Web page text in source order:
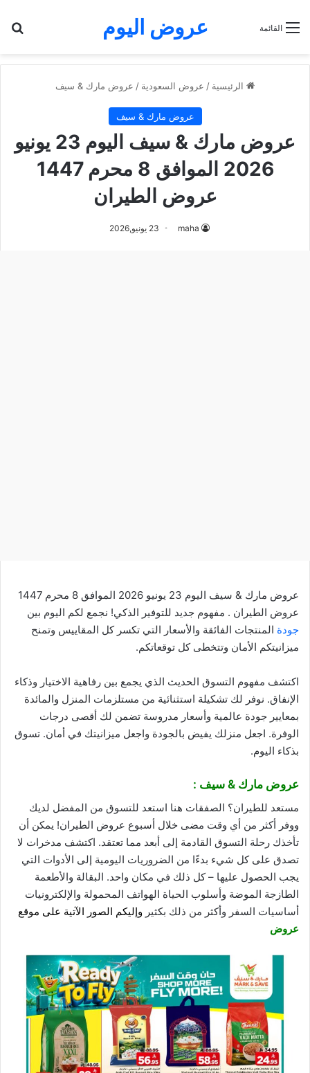
عروض اليوم القائمة
الرئيسية / عروض السعودية / عروض مارك & سيف
عروض مارك & سيف
عروض مارك & سيف اليوم 23 يونيو
2026 الموافق 8 محرم 1447
عروض الطيران
maha 23 يونيو,2026
عروض مارك & سيف اليوم 23 يونيو 2026 الموافق 8 محرم 1447
عروض الطيران . مفهوم جديد للتوفير الذكي! نجمع لكم اليوم بين
جودة المنتجات الفائقة والأسعار التي تكسر كل المقاييس وتمنح
ميزانيتكم الأمان وتتخطى كل توقعاتكم.
اكتشف مفهوم التسوق الحديث الذي يجمع بين رفاهية الاختيار وذكاء
الإنفاق. نوفر لك تشكيلة استثنائية من مستلزمات المنزل والمائدة
بمعايير جودة عالمية وأسعار مدروسة تضمن لك أقصى درجات
الوفرة. اجعل منزلك يفيض بالجودة واجعل ميزانيتك في أمان. تسوق
بذكاء اليوم.
عروض مارك & سيف :
مستعد للطيران؟ الصفقات هنا استعد للتسوق من المفضل لديك
ووفر أكثر من أي وقت مضى خلال أسبوع عروض الطيران! يمكن أن
تأخذك رحلة التسوق القادمة إلى أبعد مما تعتقد. اكتشف مدخرات لا
تصدق على كل شيء بدءًا من الضروريات اليومية إلى الأدوات التي
يجب الحصول عليها – كل ذلك في مكان واحد. البقالة والأطعمة
الطازجة الموضة وأسلوب الحياة الهواتف المحمولة والإلكترونيات
أساسيات السفر وأكثر من ذلك بكثير وإليكم الصور الآتية على موقع
عروض